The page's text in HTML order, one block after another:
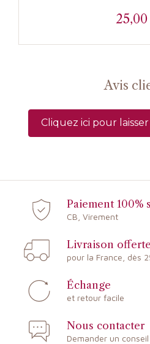
25,00
Avis
Cliquez ici pour
Paiement 100%
CB, Virement
Livraison offerte
pour la France, dès
Échange
et retour facile
Nous contacter
Demander un conseil